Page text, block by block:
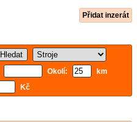
Přidat inzerát
Okolí:
km
Kč